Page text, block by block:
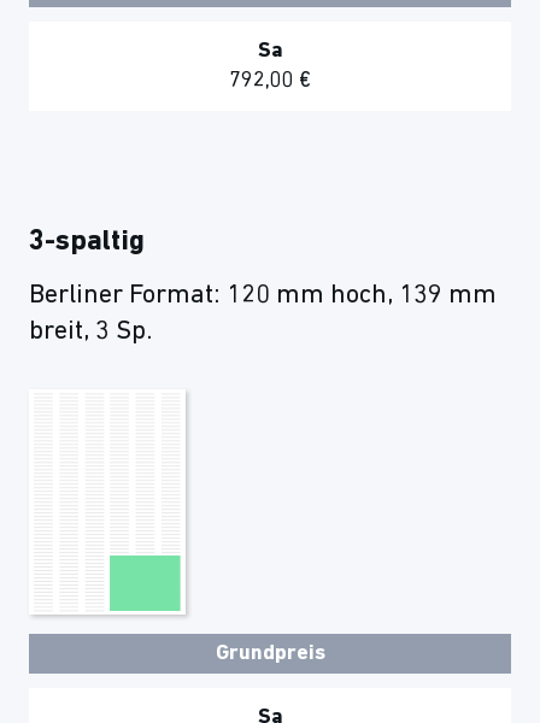
Sa
792,00 €
3-spaltig
Berliner Format: 120 mm hoch, 139 mm
breit, 3 Sp.
Grundpreis
Sa